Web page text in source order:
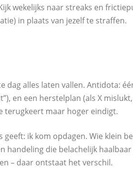
wekelijks naar streaks en
in plaats van jezelf te straffen.
dag alles laten vallen. Antidota:
en een herstelplan (als X
terugkeert maar hoger eindigt.
ik kom opdagen. Wie klein
handeling die belachelijk haalbaar
– daar ontstaat het verschil.